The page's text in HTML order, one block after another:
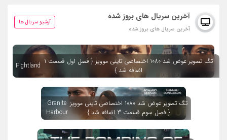
آخرین سریال های بروز شده
آخرین سریال های بروز شده
آرشیو سریال ها
تگ تصویر عوض شد 1080 اختصاصی تاینی موویز { فصل اول قسمت 1
اضافه شد }
Fightland
تگ تصویر عوض شد 1080 اختصاصی تاینی موویز
{ فصل سوم قسمت 3 اضافه شد }
Granite
Harbour